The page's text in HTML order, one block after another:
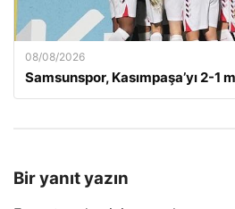
08/08/2026
Samsunspor, Kasımpaşa’yı 2-1
Bir yanıt yazın